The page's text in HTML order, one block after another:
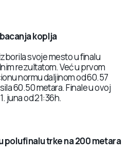
koplja
svoje mesto u finalu
rezultatom. Već u prvom
normu daljinom od 60.57
60.50 metara. Finale u ovoj
juna od 21:36h.
polufinalu trke na 200 metara